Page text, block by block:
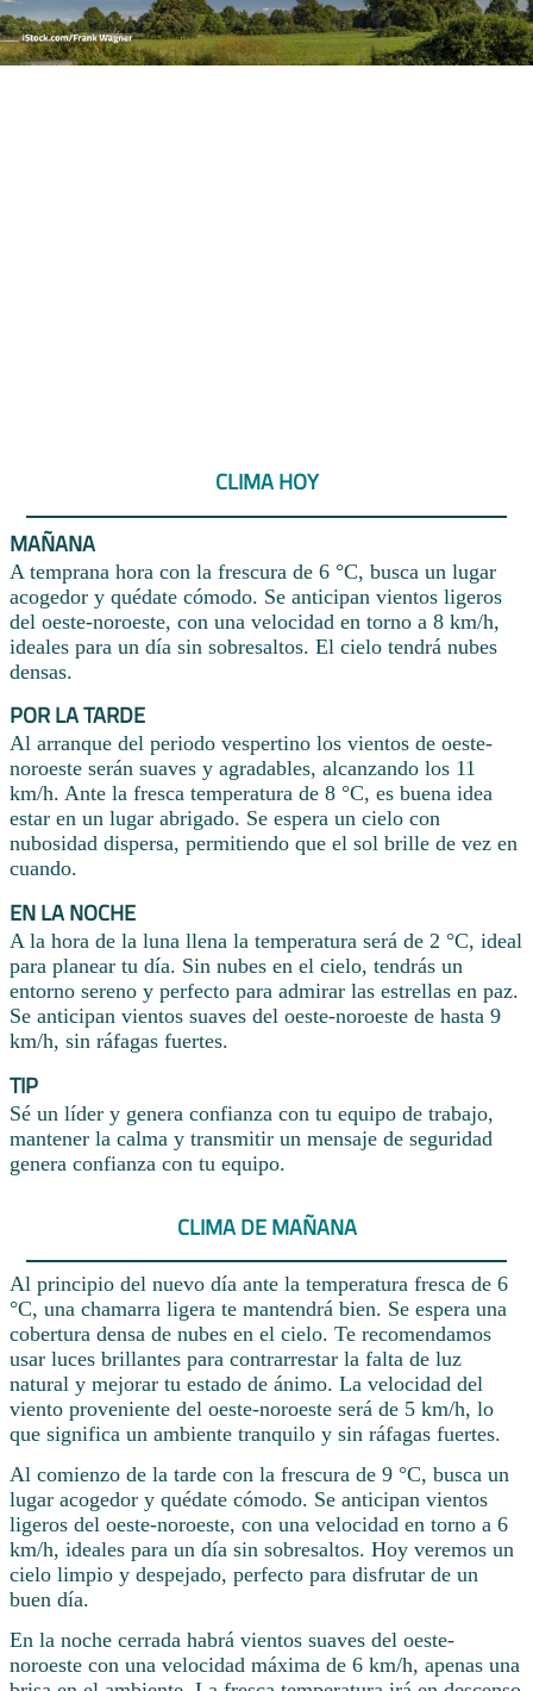
CLIMA HOY
MAÑANA
A temprana hora con la frescura de 6 °C, busca un lugar
acogedor y quédate cómodo. Se anticipan vientos ligeros
del oeste-noroeste, con una velocidad en torno a 8 km/h,
ideales para un día sin sobresaltos. El cielo tendrá nubes
densas.
POR LA TARDE
Al arranque del periodo vespertino los vientos de oeste-
noroeste serán suaves y agradables, alcanzando los 11
km/h. Ante la fresca temperatura de 8 °C, es buena idea
estar en un lugar abrigado. Se espera un cielo con
nubosidad dispersa, permitiendo que el sol brille de vez en
cuando.
EN LA NOCHE
A la hora de la luna llena la temperatura será de 2 °C, ideal
para planear tu día. Sin nubes en el cielo, tendrás un
entorno sereno y perfecto para admirar las estrellas en paz.
Se anticipan vientos suaves del oeste-noroeste de hasta 9
km/h, sin ráfagas fuertes.
TIP
Sé un líder y genera confianza con tu equipo de trabajo,
mantener la calma y transmitir un mensaje de seguridad
genera confianza con tu equipo.
CLIMA DE MAÑANA
Al principio del nuevo día ante la temperatura fresca de 6
°C, una chamarra ligera te mantendrá bien. Se espera una
cobertura densa de nubes en el cielo. Te recomendamos
usar luces brillantes para contrarrestar la falta de luz
natural y mejorar tu estado de ánimo. La velocidad del
viento proveniente del oeste-noroeste será de 5 km/h, lo
que significa un ambiente tranquilo y sin ráfagas fuertes.
Al comienzo de la tarde con la frescura de 9 °C, busca un
lugar acogedor y quédate cómodo. Se anticipan vientos
ligeros del oeste-noroeste, con una velocidad en torno a 6
km/h, ideales para un día sin sobresaltos. Hoy veremos un
cielo limpio y despejado, perfecto para disfrutar de un
buen día.
En la noche cerrada habrá vientos suaves del oeste-
noroeste con una velocidad máxima de 6 km/h, apenas una